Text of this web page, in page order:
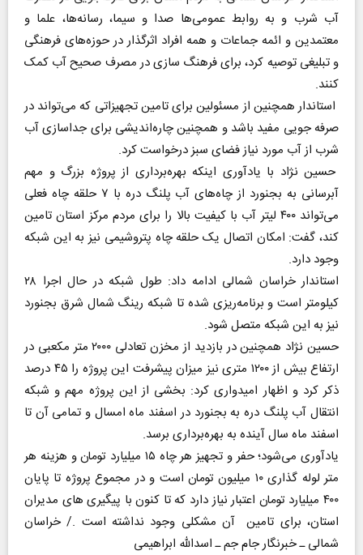
آب شرب و به روابط عمومی‌ها صدا و سیما، رسانه‌ها، علما و
معتمدین و ائمه جماعات و همه افراد اثرگذار در حوزه‌های فرهنگی
و تبلیغی توصیه کرد، برای فرهنگ سازی در مصرف صحیح آب کمک
کنند.
استاندار همچنین از مسئولین برای تامین تجهیزاتی که می‌تواند در
صرفه جویی مفید باشد و همچنین چاره‌اندیشی برای جداسازی آب
شرب از آب مورد نیاز فضای سبز درخواست کرد.
حسین نژاد با یادآوری اینکه بهره‌برداری از پروژه بزرگ و مهم
آبرسانی به بجنورد از چاه‌های آب پلنگ دره با ۷ حلقه چاه فعلی
می‌تواند ۴۰۰ لیتر آب با کیفیت بالا را برای مردم مرکز استان تامین
کند، گفت: امکان اتصال یک حلقه چاه پتروشیمی نیز به این شبکه
وجود دارد.
استاندار خراسان شمالی ادامه داد: طول شبکه در حال اجرا ۲۸
کیلومتر است و برنامه‌ریزی شده تا شبکه رینگ شمال شرق بجنورد
نیز به این شبکه متصل شود.
حسین نژاد همچنین در بازدید از مخزن تعادلی ۲۰۰۰ متر مکعبی در
ارتفاع بیش از ۱۲۰۰ متری نیز میزان پیشرفت این پروژه را ۴۵ درصد
ذکر کرد و اظهار امیدواری کرد: بخشی از این پروژه مهم و شبکه
انتقال آب پلنگ دره به بجنورد در اسفند ماه امسال و تمامی آن تا
اسفند ماه سال آینده به بهره‌برداری برسد.
یادآوری می‌شود؛ حفر و تجهیز هر چاه ۱۵ میلیارد تومان و هزینه هر
متر لوله گذاری ۱۰ میلیون تومان است و در مجموع پروژه تا پایان
۴۰۰ میلیارد تومان اعتبار نیاز دارد که تا کنون با پیگیری های مدیران
استان، برای تامین آن مشکلی وجود نداشته است ./ خراسان
شمالی ـ خبرنگار جام جم ـ اسدالله ابراهیمی